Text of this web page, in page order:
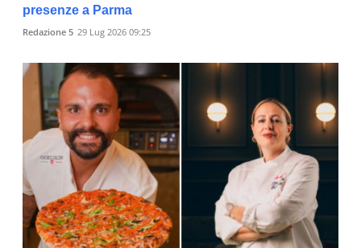
presenze a Parma
Redazione 5 29 Lug 2026 09:25